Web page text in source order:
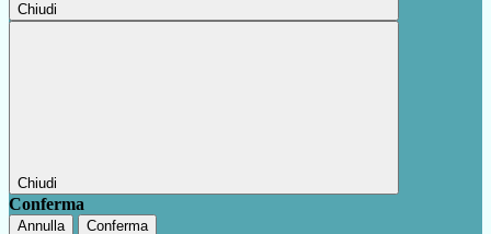
Chiudi
Chiudi
Conferma
Annulla Conferma